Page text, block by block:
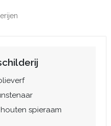
spieraam